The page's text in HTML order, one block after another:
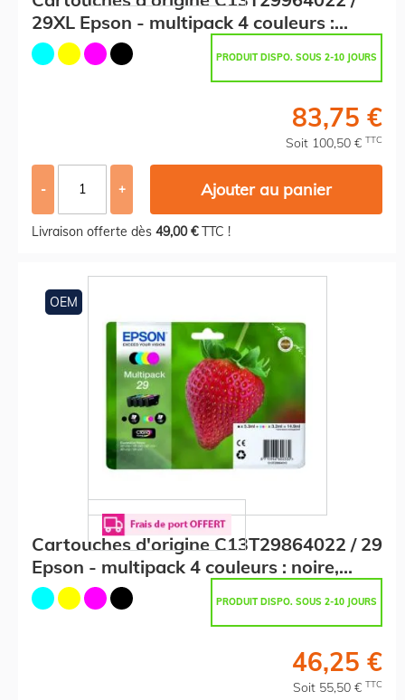
29XL Epson - multipack 4 couleurs :
noire, cyan, magenta, jaune
PRODUIT DISPO. SOUS 2-10 JOURS
83,75 €
Soit 100,50 € TTC
- + Ajouter au panier
Livraison offerte dès 49,00 €TTC !
OEM
Cartouches d'origine C13T29864022 / 29
Epson - multipack 4 couleurs : noire,
cyan, magenta, jaune
PRODUIT DISPO. SOUS 2-10 JOURS
46,25 €
Soit 55,50 € TTC